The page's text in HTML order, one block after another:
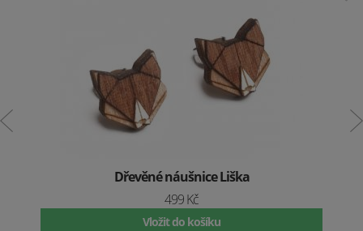
Dřevěné náušnice Liška
499 Kč
Vložit do košíku